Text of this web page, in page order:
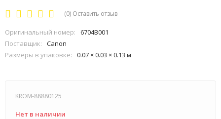
(0) Оставить отзыв
Оригинальный номер:
6704B001
Поставщик:
Canon
Размеры в упаковке:
0.07 × 0.03 × 0.13 м
KROM-88880125
Нет в наличии